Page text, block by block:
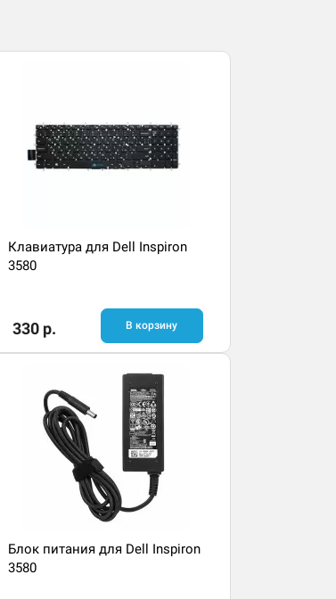
Клавиатура для Dell Inspiron
3580
330 р. В корзину
Блок питания для Dell Inspiron
3580